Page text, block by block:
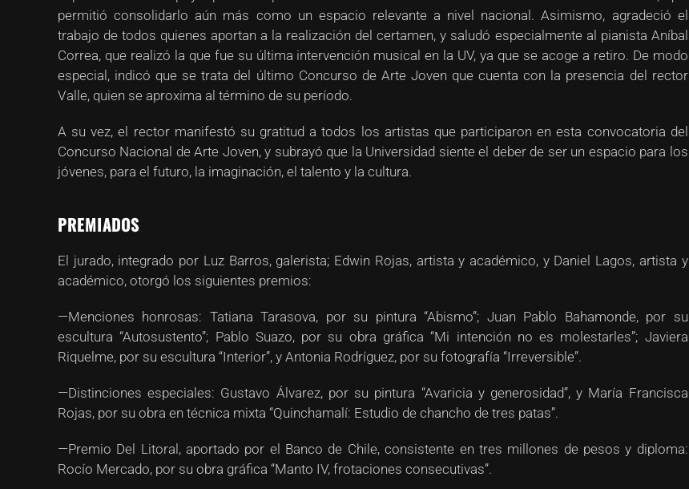
permitió consolidarlo aún más como un espacio relevante a nivel nacional. Asimismo, agradeció el
trabajo de todos quienes aportan a la realización del certamen, y saludó especialmente al pianista Aníbal
Correa, que realizó la que fue su última intervención musical en la UV, ya que se acoge a retiro. De modo
especial, indicó que se trata del último Concurso de Arte Joven que cuenta con la presencia del rector
Valle, quien se aproxima al término de su período.
A su vez, el rector manifestó su gratitud a todos los artistas que participaron en esta convocatoria del
Concurso Nacional de Arte Joven, y subrayó que la Universidad siente el deber de ser un espacio para los
jóvenes, para el futuro, la imaginación, el talento y la cultura.
PREMIADOS
El jurado, integrado por Luz Barros, galerista; Edwin Rojas, artista y académico, y Daniel Lagos, artista y
académico, otorgó los siguientes premios:
—Menciones honrosas: Tatiana Tarasova, por su pintura “Abismo”; Juan Pablo Bahamonde, por su
escultura “Autosustento”; Pablo Suazo, por su obra gráfica “Mi intención no es molestarles”; Javiera
Riquelme, por su escultura “Interior”, y Antonia Rodríguez, por su fotografía “Irreversible”.
—Distinciones especiales: Gustavo Álvarez, por su pintura “Avaricia y generosidad”, y María Francisca
Rojas, por su obra en técnica mixta “Quinchamalí: Estudio de chancho de tres patas”.
—Premio Del Litoral, aportado por el Banco de Chile, consistente en tres millones de pesos y diploma:
Rocío Mercado, por su obra gráfica “Manto IV, frotaciones consecutivas”.